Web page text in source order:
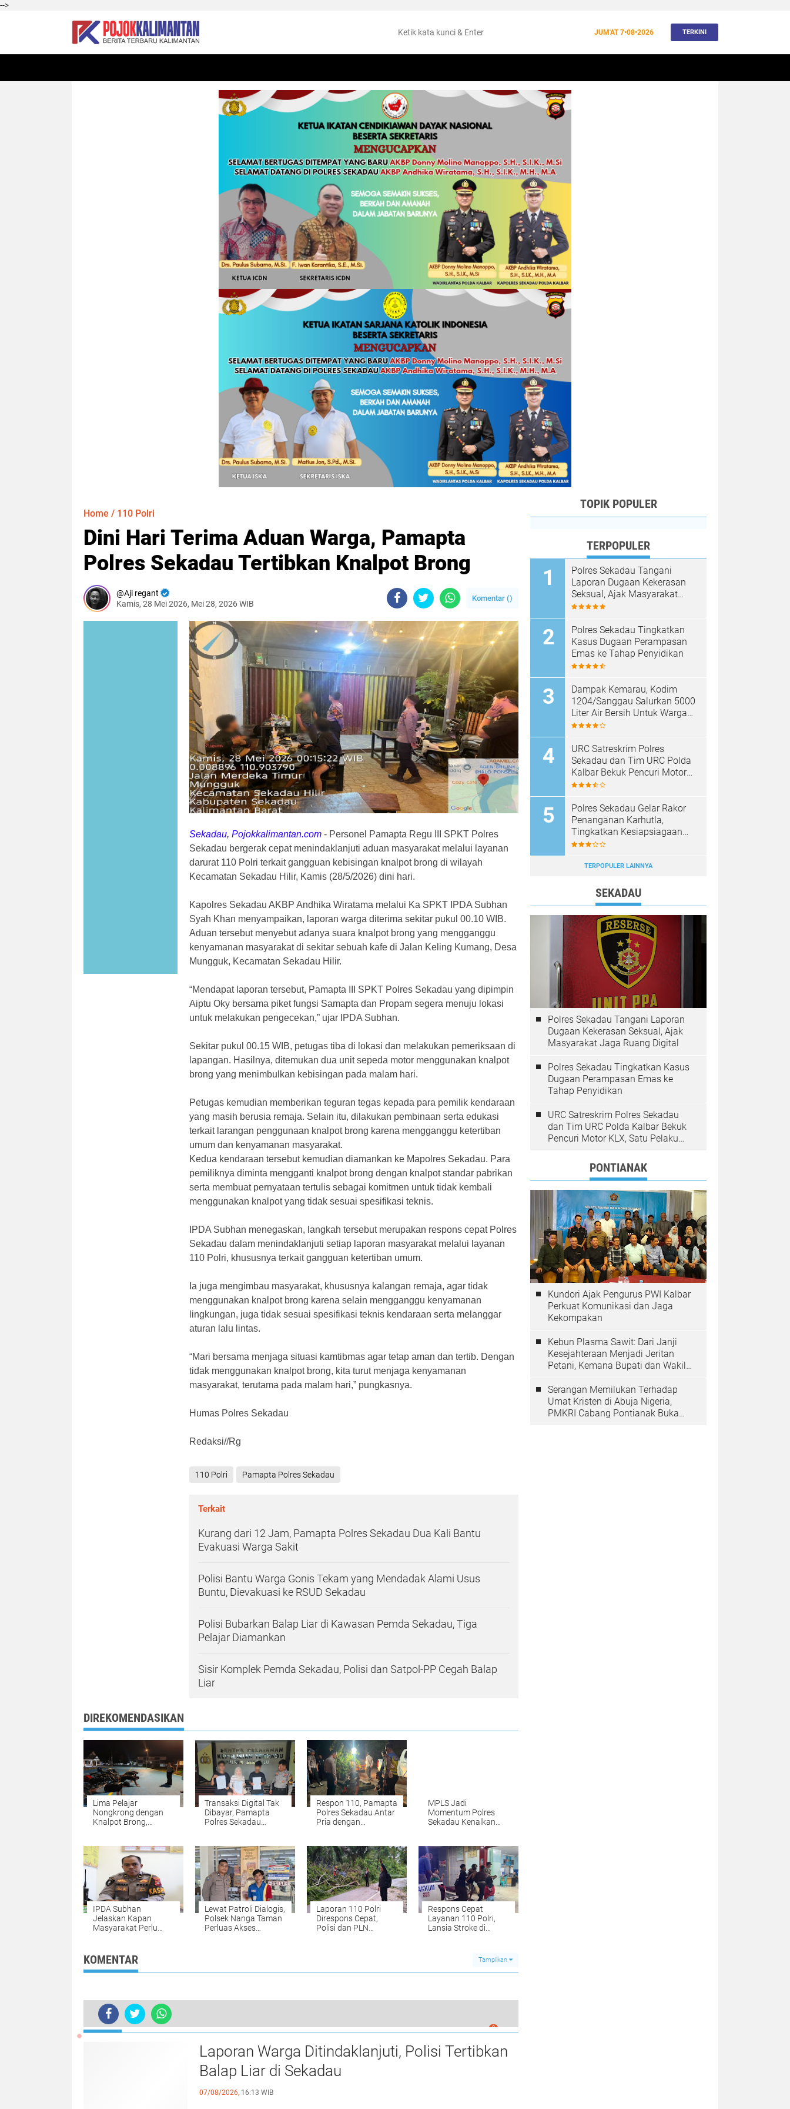
-->
JUM'AT7•08•2026 TERKINI
Home / 110 Polri
Dini Hari Terima Aduan Warga, Pamapta
Polres Sekadau Tertibkan Knalpot Brong
Aji regant
Kamis, 28 Mei 2026, Mei 28, 2026 WIB
Komentar ()
Sekadau, Pojokkalimantan.com - Personel Pamapta Regu III SPKT Polres
Sekadau bergerak cepat menindaklanjuti aduan masyarakat melalui layanan
darurat 110 Polri terkait gangguan kebisingan knalpot brong di wilayah
Kecamatan Sekadau Hilir, Kamis (28/5/2026) dini hari.
Kapolres Sekadau AKBP Andhika Wiratama melalui Ka SPKT IPDA Subhan
Syah Khan menyampaikan, laporan warga diterima sekitar pukul 00.10 WIB.
Aduan tersebut menyebut adanya suara knalpot brong yang mengganggu
kenyamanan masyarakat di sekitar sebuah kafe di Jalan Keling Kumang, Desa
Mungguk, Kecamatan Sekadau Hilir.
“Mendapat laporan tersebut, Pamapta III SPKT Polres Sekadau yang dipimpin
Aiptu Oky bersama piket fungsi Samapta dan Propam segera menuju lokasi
untuk melakukan pengecekan,” ujar IPDA Subhan.
Sekitar pukul 00.15 WIB, petugas tiba di lokasi dan melakukan pemeriksaan di
lapangan. Hasilnya, ditemukan dua unit sepeda motor menggunakan knalpot
brong yang menimbulkan kebisingan pada malam hari.
Petugas kemudian memberikan teguran tegas kepada para pemilik kendaraan
yang masih berusia remaja. Selain itu, dilakukan pembinaan serta edukasi
terkait larangan penggunaan knalpot brong karena mengganggu ketertiban
umum dan kenyamanan masyarakat.
Kedua kendaraan tersebut kemudian diamankan ke Mapolres Sekadau. Para
pemiliknya diminta mengganti knalpot brong dengan knalpot standar pabrikan
serta membuat pernyataan tertulis sebagai komitmen untuk tidak kembali
menggunakan knalpot yang tidak sesuai spesifikasi teknis.
IPDA Subhan menegaskan, langkah tersebut merupakan respons cepat Polres
Sekadau dalam menindaklanjuti setiap laporan masyarakat melalui layanan
110 Polri, khususnya terkait gangguan ketertiban umum.
Ia juga mengimbau masyarakat, khususnya kalangan remaja, agar tidak
menggunakan knalpot brong karena selain mengganggu kenyamanan
lingkungan, juga tidak sesuai spesifikasi teknis kendaraan serta melanggar
aturan lalu lintas.
“Mari bersama menjaga situasi kamtibmas agar tetap aman dan tertib. Dengan
tidak menggunakan knalpot brong, kita turut menjaga kenyamanan
masyarakat, terutama pada malam hari,” pungkasnya.
Humas Polres Sekadau
Redaksi//Rg
110 Polri Pamapta Polres Sekadau
Terkait
Kurang dari 12 Jam, Pamapta Polres Sekadau Dua Kali Bantu
Evakuasi Warga Sakit
Polisi Bantu Warga Gonis Tekam yang Mendadak Alami Usus
Buntu, Dievakuasi ke RSUD Sekadau
Polisi Bubarkan Balap Liar di Kawasan Pemda Sekadau, Tiga
Pelajar Diamankan
Sisir Komplek Pemda Sekadau, Polisi dan Satpol-PP Cegah Balap
Liar
DIREKOMENDASIKAN
Lima Pelajar
Nongkrong dengan
Knalpot Brong,
Pembinaan
Transaksi Digital Tak
Dibayar, Pamapta
Polres Sekadau
Respon 110, Pamapta
Polres Sekadau Antar
Pria dengan
MPLS Jadi
Momentum Polres
Sekadau Kenalkan
IPDA Subhan
Jelaskan Kapan
Masyarakat Perlu
Lewat Patroli Dialogis,
Polsek Nanga Taman
Perluas Akses
Laporan 110 Polri
Direspons Cepat,
Polisi dan PLN
Respons Cepat
Layanan 110 Polri,
Lansia Stroke di
KOMENTAR Tampilkan
Dini Hari Terima Aduan Warga, Pamapta Polres Sekadau Tertibkan Knalpot Brong
0
TERKINI
Laporan Warga Ditindaklanjuti, Polisi Tertibkan
Balap Liar di Sekadau
07/08/2026, 16:13 WIB
TOPIK POPULER
TERPOPULER
Polres Sekadau Tangani
Laporan Dugaan Kekerasan
Seksual, Ajak Masyarakat
Jaga Ruang Digital
Polres Sekadau Tingkatkan
Kasus Dugaan Perampasan
Emas ke Tahap Penyidikan
Dampak Kemarau, Kodim
1204/Sanggau Salurkan 5000
Liter Air Bersih Untuk Warga
Desa Entakai
URC Satreskrim Polres
Sekadau dan Tim URC Polda
Kalbar Bekuk Pencuri Motor
KLX, Satu Pelaku Masih
Polres Sekadau Gelar Rakor
Penanganan Karhutla,
Tingkatkan Kesiapsiagaan
Jajaran
TERPOPULER LAINNYA
SEKADAU
Polres Sekadau Tangani Laporan
Dugaan Kekerasan Seksual, Ajak
Masyarakat Jaga Ruang Digital
Polres Sekadau Tingkatkan Kasus
Dugaan Perampasan Emas ke
Tahap Penyidikan
URC Satreskrim Polres Sekadau
dan Tim URC Polda Kalbar Bekuk
Pencuri Motor KLX, Satu Pelaku
PONTIANAK
Kundori Ajak Pengurus PWI Kalbar
Perkuat Komunikasi dan Jaga
Kekompakan
Kebun Plasma Sawit: Dari Janji
Kesejahteraan Menjadi Jeritan
Petani, Kemana Bupati dan Wakil
Serangan Memilukan Terhadap
Umat Kristen di Abuja Nigeria,
PMKRI Cabang Pontianak Buka